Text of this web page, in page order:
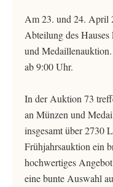
Am 23. und 24. April
Abteilung des
und
ab 9:00 Uhr.
In der Auktion 73
an Münzen und
insgesamt über 2730
Frühjahrsauktion ein
hochwertiges
eine bunte Auswahl